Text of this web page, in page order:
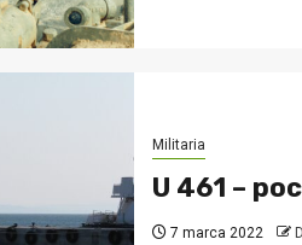
Militaria
U 461 –
7 marca 2022